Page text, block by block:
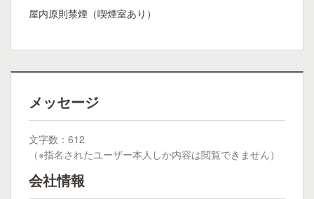
屋内原則禁煙（喫煙室あり）
メッセージ
文字数：612
（※指名されたユーザー本人しか内容は閲覧できません）
会社情報